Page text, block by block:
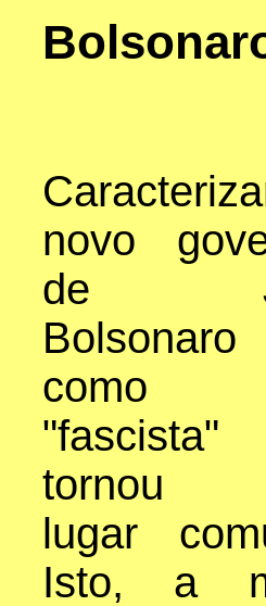
novo
de
Bolsonaro
como
tornou
lugar
Isto, a